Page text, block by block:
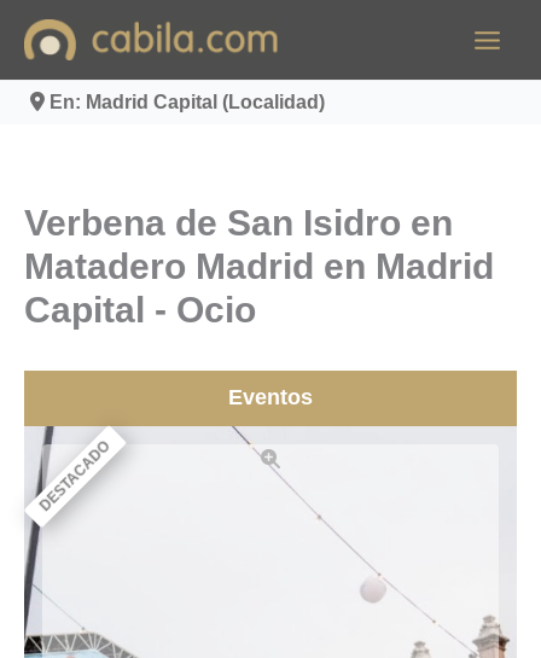
contenido
En: Madrid Capital (Localidad)
Verbena de San Isidro en
Matadero Madrid en Madrid
Capital - Ocio
Eventos
DESTACADO